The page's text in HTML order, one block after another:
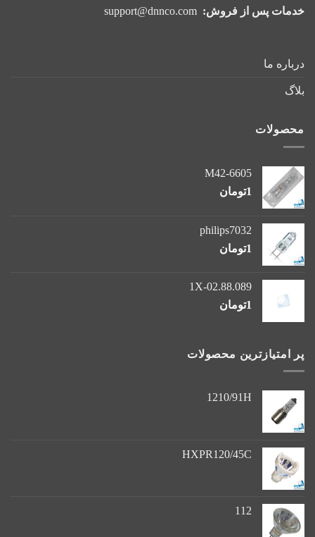
خدمات پس از فروش:
درباره ما
بلاگ
محصولات
M42-6605
1تومان
philips7032
1تومان
1X-02.88.089
1تومان
پر امتیازترین محصولات
1210/91H
HXPR120/45C
112